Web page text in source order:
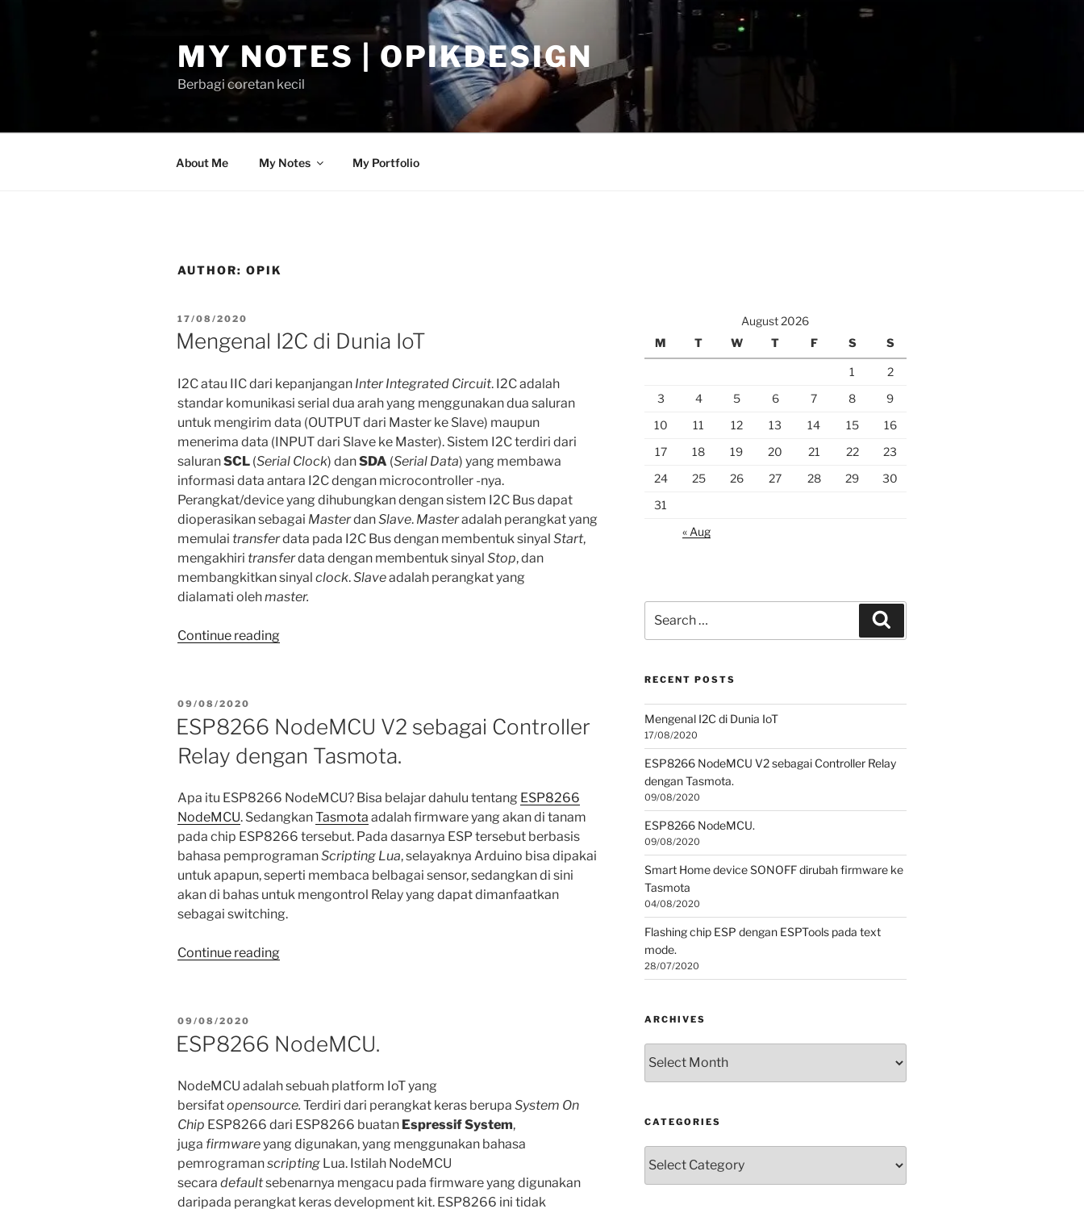
MY NOTES | OPIKDESIGN
Berbagi coretan kecil
About Me My Notes My Portfolio
AUTHOR: OPIK
POSTED
ON
17/08/2020
Mengenal I2C di Dunia IoT
I2C atau IIC dari kepanjangan Inter Integrated Circuit. I2C adalah
standar komunikasi serial dua arah yang menggunakan dua saluran
untuk mengirim data (OUTPUT dari Master ke Slave) maupun
menerima data (INPUT dari Slave ke Master). Sistem I2C terdiri dari
saluranSCL (Serial Clock) danSDA (Serial Data) yang membawa
informasi data antara I2C dengan microcontroller -nya.
Perangkat/device yang dihubungkan dengan sistem I2C Bus dapat
dioperasikan sebagai MasterdanSlave. Masteradalah perangkat yang
memulai transferdata pada I2C Bus dengan membentuk sinyal Start,
mengakhiri transferdata dengan membentuk sinyal Stop, dan
membangkitkan sinyal clock.Slaveadalah perangkat yang
dialamati olehmaster.
Continue reading“Mengenal
POSTED
09/08/2020
ESP8266 NodeMCU V2 sebagai Controller
Relay dengan Tasmota.
Apa itu ESP8266 NodeMCU? Bisa belajar dahulu tentang ESP8266
NodeMCU. SedangkanTasmota adalah firmware yang akan di tanam
pada chip ESP8266 tersebut. Pada dasarnya ESP tersebut berbasis
bahasa pemprogramanScripting Lua, selayaknya Arduino bisa dipakai
untuk apapun, seperti membaca belbagai sensor, sedangkan di sini
akan di bahas untuk mengontrol Relay yang dapat dimanfaatkan
sebagai switching.
Continue reading“ESP8266
Relay
Tasmota.”
POSTED
ON
09/08/2020
ESP8266 NodeMCU.
NodeMCU adalah sebuah platform IoT yang
bersifatopensource. Terdiri dari perangkat keras berupa System On
Chip ESP8266 dari ESP8266 buatan Espressif System,
juga firmwareyang digunakan, yang menggunakan bahasa
pemrogramanscripting Lua. Istilah NodeMCU
secara defaultsebenarnya mengacu pada firmware yang digunakan
daripada perangkat keras development kit. ESP8266 ini tidak
August 2026
M
T W T F S S
1
2
3
4 5 6 7 8
9
10
11 12 13 14 15
16
17
18 19 20 21 22
23
24
25 26 27 28 29
30
31
« Aug
for:
RECENT POSTS
Mengenal I2C di Dunia IoT
17/08/2020
ESP8266 NodeMCU V2 sebagai Controller Relay
dengan Tasmota.
09/08/2020
ESP8266 NodeMCU.
09/08/2020
Smart Home device SONOFF dirubah firmware ke
Tasmota
04/08/2020
Flashing chip ESP dengan ESPTools pada text
mode.
28/07/2020
ARCHIVES
CATEGORIES